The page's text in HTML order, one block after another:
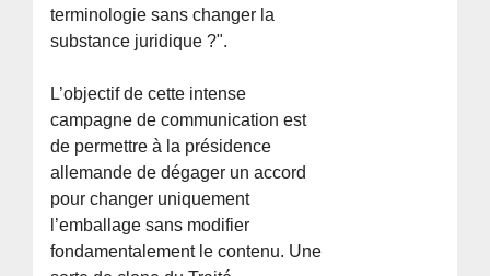
terminologie sans changer la
substance juridique ?".
L’objectif de cette intense
campagne de communication est
de permettre à la présidence
allemande de dégager un accord
pour changer uniquement
l’emballage sans modifier
fondamentalement le contenu. Une